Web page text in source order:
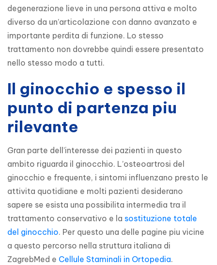
degenerazione lieve in una persona attiva e molto
diverso da un’articolazione con danno avanzato e
importante perdita di funzione. Lo stesso
trattamento non dovrebbe quindi essere presentato
nello stesso modo a tutti.
Il ginocchio e spesso il
punto di partenza piu
rilevante
Gran parte dell’interesse dei pazienti in questo
ambito riguarda il ginocchio. L’osteoartrosi del
ginocchio e frequente, i sintomi influenzano presto le
attivita quotidiane e molti pazienti desiderano
sapere se esista una possibilita intermedia tra il
trattamento conservativo e la sostituzione totale
del ginocchio. Per questo una delle pagine piu vicine
a questo percorso nella struttura italiana di
ZagrebMed e Cellule Staminali in Ortopedia.